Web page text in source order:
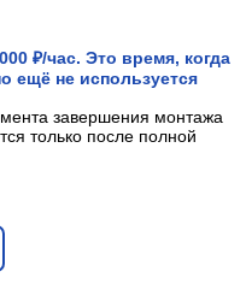
₽/час. Это время, когда
ещё не используется
завершения монтажа
только после полной